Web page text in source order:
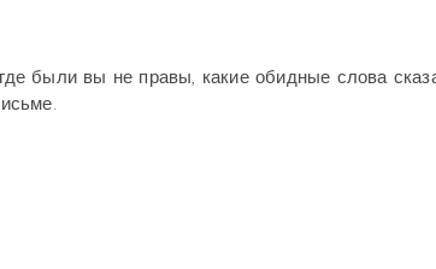
были вы не правы, какие обидные слова